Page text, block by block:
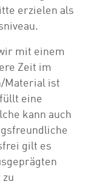
erzielen als
mit einem
Zeit im
Material ist
eine
kann auch
gilt es
zu